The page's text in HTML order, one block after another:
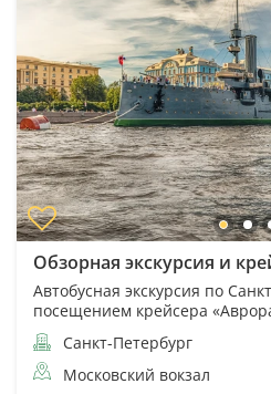
Обзорная экскурсия и
Автобусная экскурсия по
посещением крейсера
Санкт-Петербург
Московский вокзал